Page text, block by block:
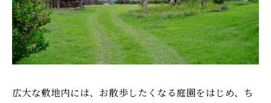
広大な敷地内には、お散歩したくなる庭園をはじめ、ち